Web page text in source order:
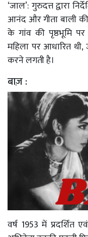
‘जाल’: गुरुदत्त द्वारा
आनंद और गीता बाली
के गांव की पृष्ठभूमि
महिला पर आधारित
करने लगती है।
बाज़ :
वर्ष 1953 में प्रदर्शित